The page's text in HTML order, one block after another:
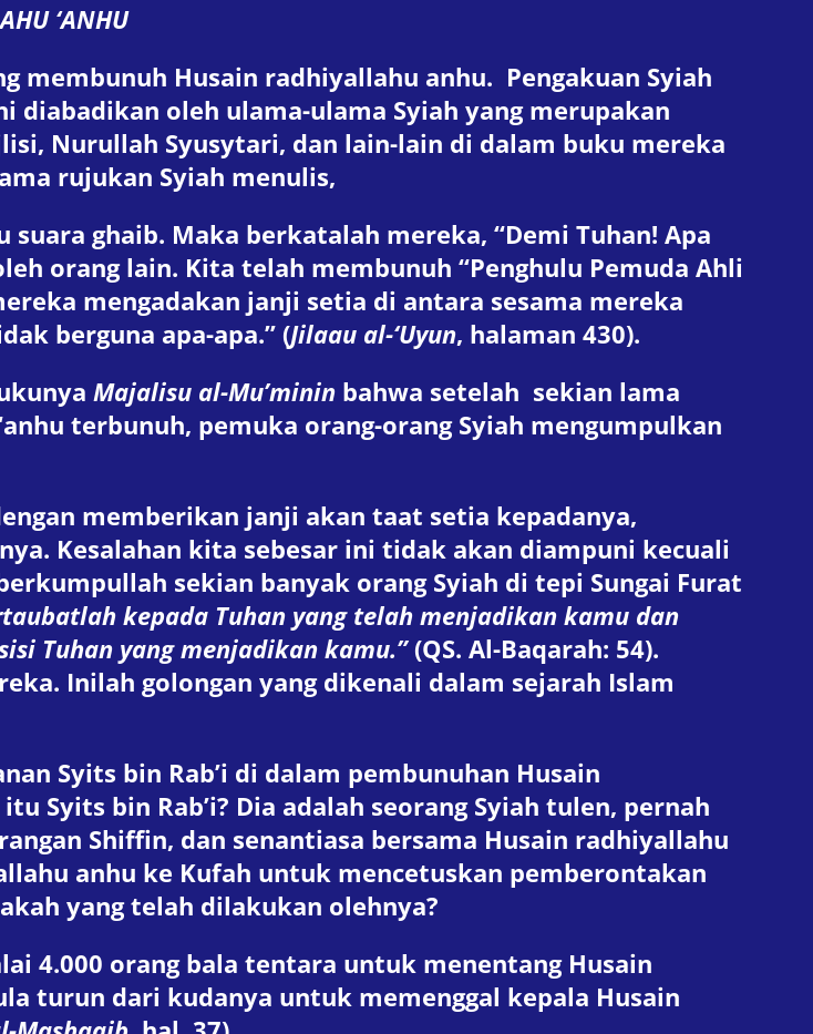
‘ANHU
membunuh Husain radhiyallahu anhu. Pengakuan Syiah
oleh ulama-ulama Syiah yang merupakan
Nurullah Syusytari, dan lain-lain di dalam buku mereka
rujukan Syiah menulis,
ghaib. Maka berkatalah mereka, “Demi Tuhan! Apa
orang lain. Kita telah membunuh “Penghulu Pemuda Ahli
mengadakan janji setia di antara sesama mereka
berguna apa-apa.” (Jilaau al-‘Uyun, halaman 430).
Majalisu al-Mu’minin bahwa setelah sekian lama
terbunuh, pemuka orang-orang Syiah mengumpulkan
memberikan janji akan taat setia kepadanya,
Kesalahan kita sebesar ini tidak akan diampuni kecuali
sekian banyak orang Syiah di tepi Sungai Furat
kepada Tuhan yang telah menjadikan kamu dan
Tuhan yang menjadikan kamu.”(QS. Al-Baqarah: 54).
Inilah golongan yang dikenali dalam sejarah Islam
Syits bin Rab’i di dalam pembunuhan Husain
Syits bin Rab’i? Dia adalah seorang Syiah tulen, pernah
Shiffin, dan senantiasa bersama Husain radhiyallahu
anhu ke Kufah untuk mencetuskan pemberontakan
yang telah dilakukan olehnya?
4.000 orang bala tentara untuk menentang Husain
turun dari kudanya untuk memenggal kepala Husain